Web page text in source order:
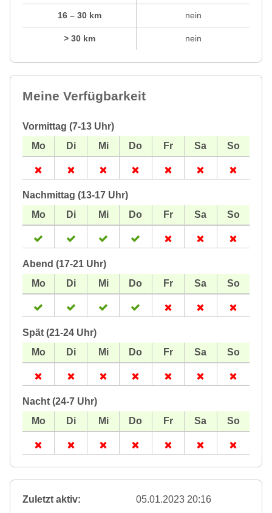
16 – 30 km
> 30 km
nein
nein
Meine Verfügbarkeit
Vormittag (7-13 Uhr)
Nachmittag (13-17 Uhr)
Abend (17-21 Uhr)
Spät (21-24 Uhr)
Nacht (24-7 Uhr)
Zuletzt aktiv:
05.01.2023 20:16